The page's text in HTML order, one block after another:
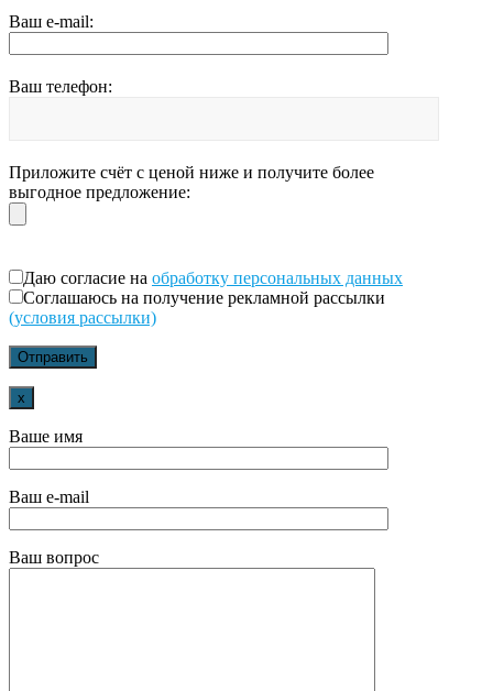
Ваш e-mail:
Ваш телефон:
Приложите счёт с ценой ниже и получите более
выгодное предложение:
Даю согласие на обработку персональных данных
Соглашаюсь на получение рекламной рассылки
(условия рассылки)
x
Ваше имя
Ваш e-mail
Ваш вопрос